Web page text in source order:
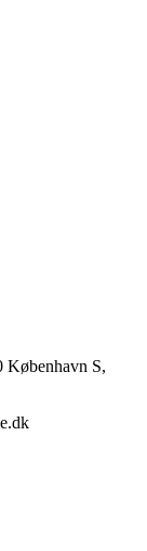
København S,